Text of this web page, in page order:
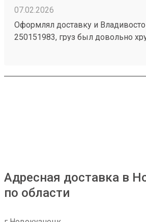
07.02.2026
Оформлял доставку и
250151983, груз был довольно
Адресная доставка в
по области